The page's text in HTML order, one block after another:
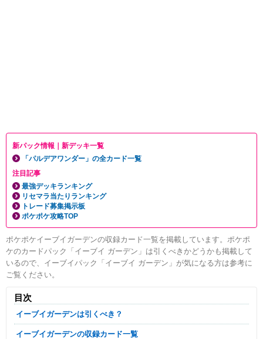
新パック情報｜新デッキ一覧
「パルデアワンダー」の全カード一覧
注目記事
最強デッキランキング
リセマラ当たりランキング
トレード募集掲示板
ポケポケ攻略TOP
ポケポケイーブイガーデンの収録カード一覧を掲載しています。ポケポ
ケのカードパック「イーブイ ガーデン」は引くべきかどうかも掲載して
いるので、イーブイパック「イーブイ ガーデン」が気になる方は参考に
ご覧ください。
目次
イーブイガーデンは引くべき？
イーブイガーデンの収録カード一覧